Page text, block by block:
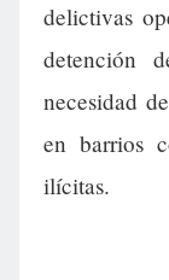
delictivas
detención
necesidad
en barrios
ilícitas.